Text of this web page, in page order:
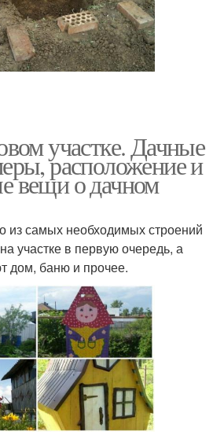
участке. Дачные
расположение и
вещи о дачном
из самых необходимых строений
участке в первую очередь, а
дом, баню и прочее.